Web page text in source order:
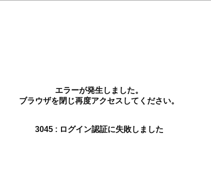
エラーが発生しました。
ブラウザを閉じ再度アクセスしてください。
3045 : ログイン認証に失敗しました